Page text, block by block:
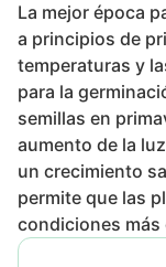
La mejor época
a principios de
temperaturas y
para la
semillas en
aumento de la
un crecimiento
permite que las
condiciones más